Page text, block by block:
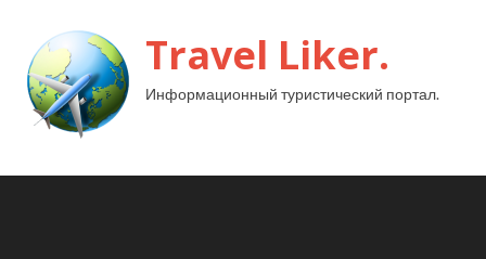
Travel Liker.
Информационный туристический портал.